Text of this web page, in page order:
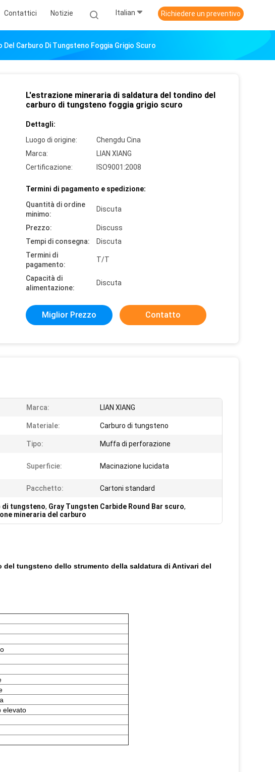
Contattici Notizie Italian Richiedere un preventivo
Carburo Di Tungsteno Foggia Grigio Scuro
L'estrazione mineraria di saldatura del tondino del
carburo di tungsteno foggia grigio scuro
Dettagli:
Luogo di origine:
Chengdu Cina
Marca:
LIAN XIANG
Certificazione:
ISO9001:2008
Termini di pagamento e spedizione:
Quantità di ordine
minimo:
Discuta
Prezzo:
Discuss
Tempi di consegna:
Discuta
Termini di
pagamento:
T/T
Capacità di
alimentazione:
Discuta
Miglior Prezzo Contatto
Marca: LIAN XIANG
Materiale: Carburo di tungsteno
Tipo: Muffa di perforazione
Superficie: Macinazione lucidata
Pacchetto: Cartoni standard
di tungsteno, Gray Tungsten Carbide Round Bar scuro,
mineraria del carburo
tungsteno dello strumento della saldatura di Antivari del
elevato